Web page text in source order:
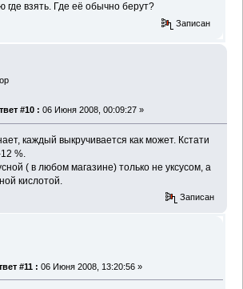
где взять. Где её обычно берут?
Записан
#10 : 06 Июня 2008, 00:09:27 »
каждый выкручивается как может. Кстати
%.
( в любом магазине) только не уксусом, а
кислотой.
Записан
#11 : 06 Июня 2008, 13:20:56 »